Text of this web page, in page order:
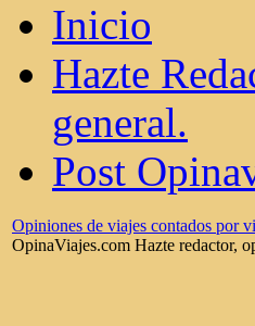
Inicio
Hazte
general.
Post
Opiniones de viajes contados por
OpinaViajes.com Hazte redactor,